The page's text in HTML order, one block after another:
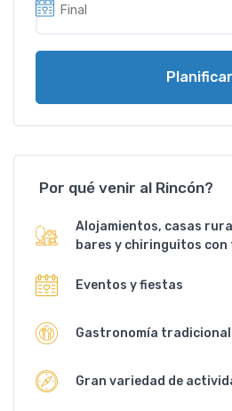
Planificar
Por qué venir al Rincón?
Alojamientos, casas
bares y chiringuitos con
Eventos y fiestas
Gastronomía tradicional
Gran variedad de